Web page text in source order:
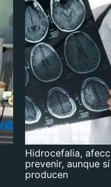
Hidrocefalia,
prevenir, aunque
producen